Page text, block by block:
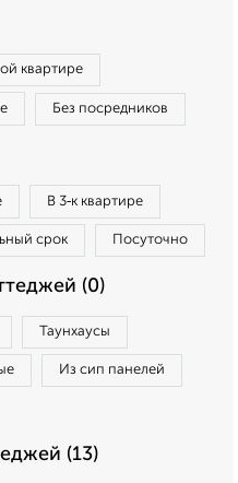
квартире
Без посредников
В 3‑к квартире
срок Посуточно
(0)
Таунхаусы
Из сип панелей
(13)